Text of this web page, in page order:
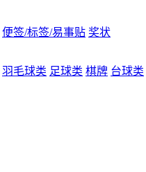
便签/标签/易事贴 奖状
羽毛球类 足球类 棋牌 台球类